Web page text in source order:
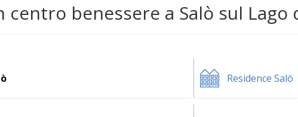
centro benessere a Salò sul Lago
Residence Salò